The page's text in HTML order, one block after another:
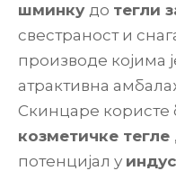
шминку до тегли
свестраност и
производе којима
атрактивна
Скинцаре користе
козметичке тегле
потенцијал у